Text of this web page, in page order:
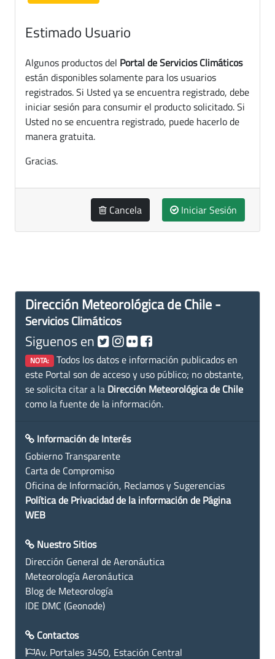
Estimado Usuario
Algunos productos del Portal de Servicios Climáticos
están disponibles solamente para los usuarios
registrados. Si Usted ya se encuentra registrado, debe
iniciar sesión para consumir el producto solicitado. Si
Usted no se encuentra registrado, puede hacerlo de
manera gratuita.
Gracias.
Cancela Iniciar Sesión
Dirección Meteorológica de Chile -
Servicios Climáticos
Siguenos en
NOTA: Todos los datos e información publicados en
este Portal son de acceso y uso público; no obstante,
se solicita citar a la Dirección Meteorológica de Chile
como la fuente de la información.
Información de Interés
Gobierno Transparente
Carta de Compromiso
Oficina de Información, Reclamos y Sugerencias
Política de Privacidad de la información de Página
WEB
Nuestro Sitios
Dirección General de Aeronáutica
Meteorología Aeronáutica
Blog de Meteorología
IDE DMC (Geonode)
Contactos
Av. Portales 3450, Estación Central